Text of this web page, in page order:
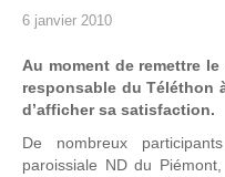
6 janvier 2010
Au moment de remettre le
responsable du Téléthon
d’afficher sa satisfaction.
De nombreux
paroissiale ND du